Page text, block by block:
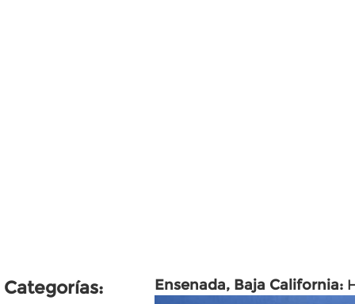
Categorías: Ensenada, Baja California: